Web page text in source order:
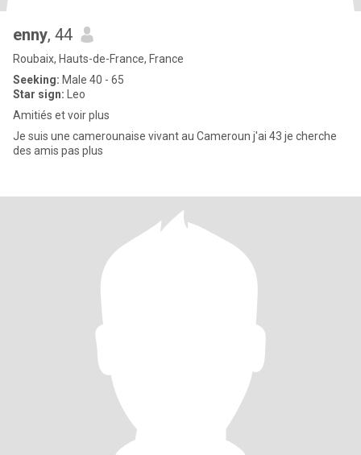
enny, 44
Roubaix, Hauts-de-France, France
Seeking: Male 40 - 65
Star sign: Leo
Amitiés et voir plus
Je suis une camerounaise vivant au Cameroun j'ai 43 je cherche
des amis pas plus